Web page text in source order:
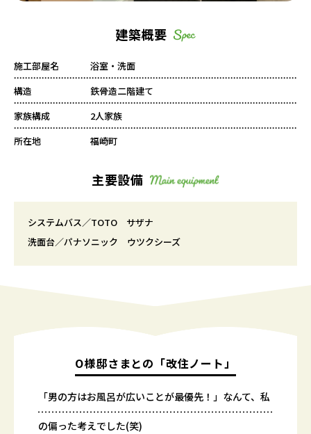
建築概要
施工部屋名
浴室・洗面
構造
鉄骨造二階建て
家族構成
2人家族
所在地
福崎町
主要設備
システムバス／TOTO サザナ
洗面台／パナソニック ウツクシーズ
O様邸さまとの「改住ノート」
「男の方はお風呂が広いことが最優先！」なんて、私
の偏った考えでした(笑)